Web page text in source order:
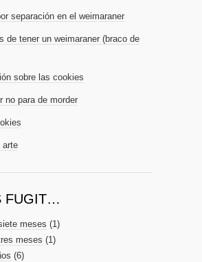
separación en el weimaraner
de tener un weimaraner (braco de
sobre las cookies
no para de morder
arte
FUGIT…
meses (1)
meses (1)
(6)